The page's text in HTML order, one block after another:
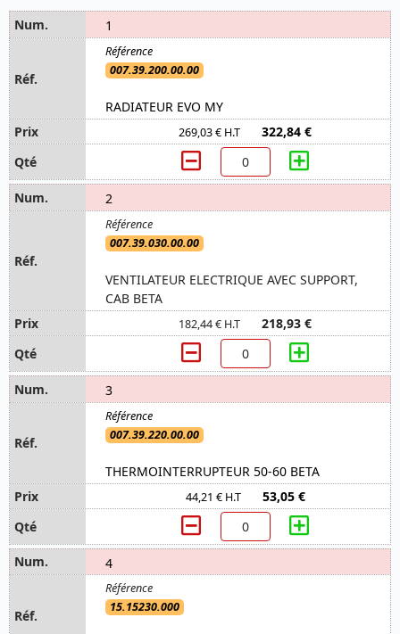
1
007.39.200.00.00
RADIATEUR EVO MY
269,03 € H.T 322,84 €
2
007.39.030.00.00
VENTILATEUR ELECTRIQUE AVEC SUPPORT,
CAB BETA
182,44 € H.T 218,93 €
3
007.39.220.00.00
THERMOINTERRUPTEUR 50-60 BETA
44,21 € H.T 53,05 €
4
15.15230.000